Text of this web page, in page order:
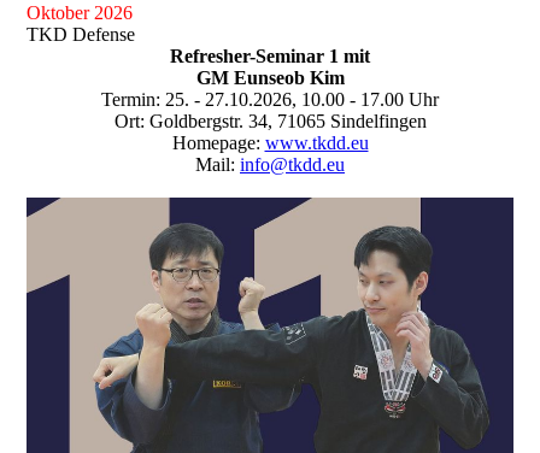
Oktober 2026
TKD Defense
Refresher-Seminar 1 mit
GM Eunseob Kim
Termin: 25. - 27.10.2026, 10.00 - 17.00 Uhr
Ort: Goldbergstr. 34, 71065 Sindelfingen
Homepage: www.tkdd.eu
Mail: info@tkdd.eu